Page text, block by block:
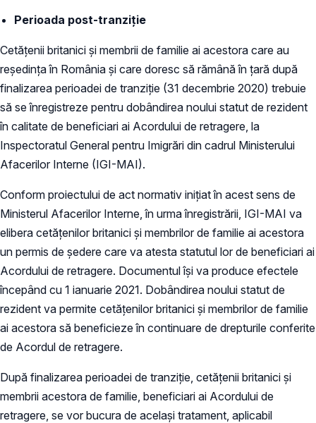
Perioada post-tranziție
Cetățenii britanici și membrii de familie ai acestora care au
reședința în România și care doresc să rămână în țară după
finalizarea perioadei de tranziție (31 decembrie 2020) trebuie
să se înregistreze pentru dobândirea noului statut de rezident
în calitate de beneficiari ai Acordului de retragere, la
Inspectoratul General pentru Imigrări din cadrul Ministerului
Afacerilor Interne (IGI-MAI).
Conform proiectului de act normativ inițiat în acest sens de
Ministerul Afacerilor Interne, în urma înregistrării, IGI-MAI va
elibera cetățenilor britanici și membrilor de familie ai acestora
un permis de ședere care va atesta statutul lor de beneficiari ai
Acordului de retragere. Documentul își va produce efectele
începând cu 1 ianuarie 2021. Dobândirea noului statut de
rezident va permite cetățenilor britanici și membrilor de familie
ai acestora să beneficieze în continuare de drepturile conferite
de Acordul de retragere.
După finalizarea perioadei de tranziție, cetățenii britanici și
membrii acestora de familie, beneficiari ai Acordului de
retragere, se vor bucura de același tratament, aplicabil